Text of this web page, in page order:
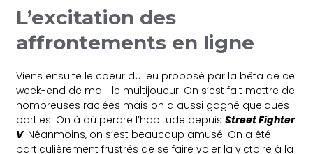
L’excitation des
affrontements en ligne
Viens ensuite le coeur du jeu proposé par la bêta de ce
week-end de mai : le multijoueur. On s’est fait mettre de
nombreuses raclées mais on a aussi gagné quelques
parties. On à dû perdre l’habitude depuisStreet Fighter
V. Néanmoins, on s’est beaucoup amusé. On a été
particulièrement frustrés de se faire voler la victoire à la